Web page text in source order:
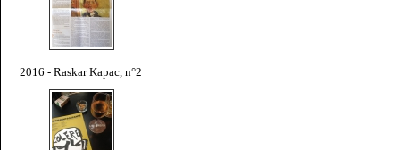
2016 - Raskar Kapac, n°2